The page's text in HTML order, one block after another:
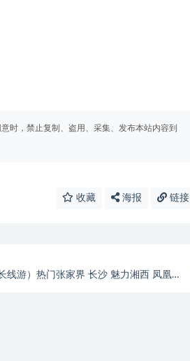
时，禁止复制、盗用、采集、发布本站内容到
收藏 海报 链接
线游）热门张家界 长沙 魅力湘西 凤凰古